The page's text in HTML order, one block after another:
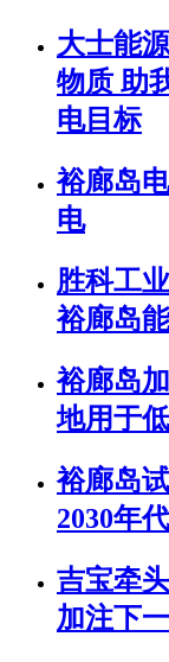
大士能
物质 助
电目标
裕廊岛
电
胜科工
裕廊岛
裕廊岛
地用于
裕廊岛
2030年
吉宝牵
加注下